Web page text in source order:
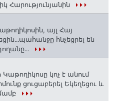
Հարությունյանին
այլ Հայ
հնչեցրել են
Կաթողիկոսը կոչ է անում
ցուցաբերել Եկեղեցու և